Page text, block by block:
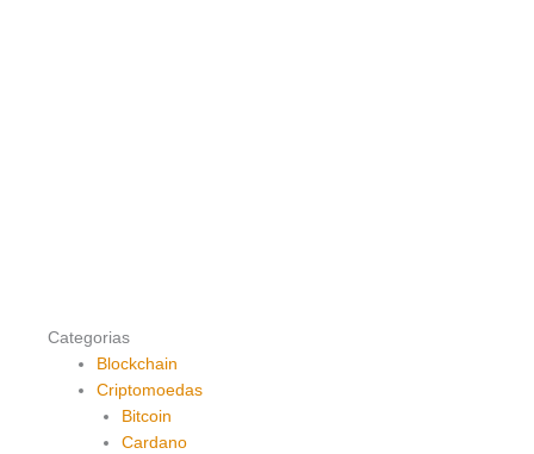
Categorias
Blockchain
Criptomoedas
Bitcoin
Cardano